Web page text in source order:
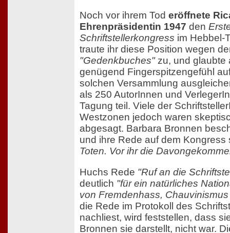
Noch vor ihrem Tod eröffnete
Ehrenpräsidentin 1947 den
Schriftstellerkongress im Hebbel-
traute ihr diese Position wegen
"Gedenkbuches"zu, und glaubte
genügend Fingerspitzengefühl
solchen Versammlung
als 250 AutorInnen und
Tagung teil. Viele der
Westzonen jedoch waren
abgesagt. Barbara Bronnen
und ihre Rede auf dem
Toten. Vor ihr die
Huchs Rede "Ruf an die
deutlich "für ein natürliches
von Fremdenhass,
die Rede im Protokoll des
nachliest, wird feststellen, dass
Bronnen sie darstellt, nicht war.